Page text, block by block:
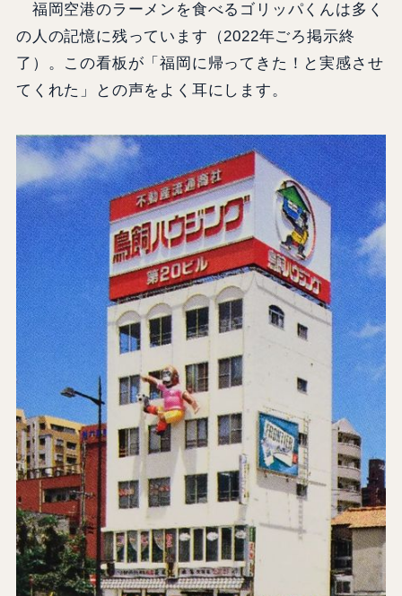
福岡空港のラーメンを食べるゴリッパくんは多く
の人の記憶に残っています（2022年ごろ掲示終
了）。この看板が「福岡に帰ってきた！と実感させ
てくれた」との声をよく耳にします。